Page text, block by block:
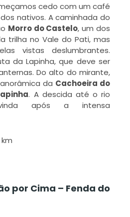
cedo com um café
nativos. A caminhada do
Morro do Castelo, um dos
trilha no Vale do Pati, mas
vistas deslumbrantes.
da Lapinha, que deve ser
Do alto do mirante,
da Cachoeira do
. A descida até o rio
após a intensa
km
por Cima – Fenda do